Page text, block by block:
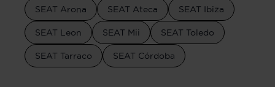
SEAT Arona SEAT Ateca SEAT Ibiza
SEAT Leon SEAT Mii SEAT Toledo
SEAT Tarraco SEAT Córdoba